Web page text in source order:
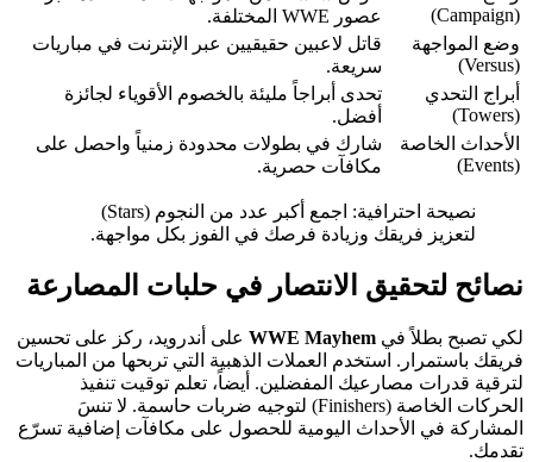
(Campaign)
عصور WWE المختلفة.
وضع المواجهة
(Versus)
قاتل لاعبين حقيقيين عبر الإنترنت في مباريات
سريعة.
أبراج التحدي
(Towers)
تحدى أبراجاً مليئة بالخصوم الأقوياء لجائزة
أفضل.
الأحداث الخاصة
(Events)
شارك في بطولات محدودة زمنياً واحصل على
مكافآت حصرية.
نصيحة احترافية: اجمع أكبر عدد من النجوم (Stars)
لتعزيز فريقك وزيادة فرصك في الفوز بكل مواجهة.
نصائح لتحقيق الانتصار في حلبات المصارعة
لكي تصبح بطلاً في WWE Mayhem على أندرويد، ركز على تحسين
فريقك باستمرار. استخدم العملات الذهبية التي تربحها من المباريات
لترقية قدرات مصارعيك المفضلين. أيضاً، تعلم توقيت تنفيذ
الحركات الخاصة (Finishers) لتوجيه ضربات حاسمة. لا تنسَ
المشاركة في الأحداث اليومية للحصول على مكافآت إضافية تسرّع
تقدمك.